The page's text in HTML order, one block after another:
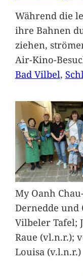
Während die
ihre Bahnen
ziehen,
Air-Kino-
Bad Vilbel,
My Oanh
Dernedde und
Vilbeler Tafel;
Raue (vl.n.r.);
Louisa (v.l.n.r.)